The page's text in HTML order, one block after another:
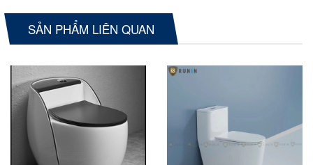
SẢN PHẨM LIÊN QUAN